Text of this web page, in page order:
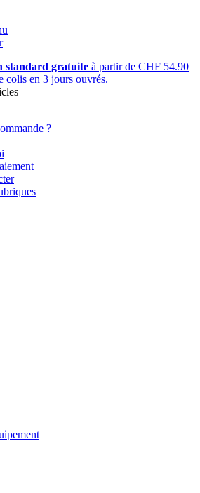
standard gratuite à partir de CHF 54.90
colis en 3 jours ouvrés.
?